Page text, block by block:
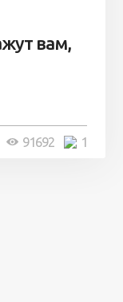
вам,
1
91692